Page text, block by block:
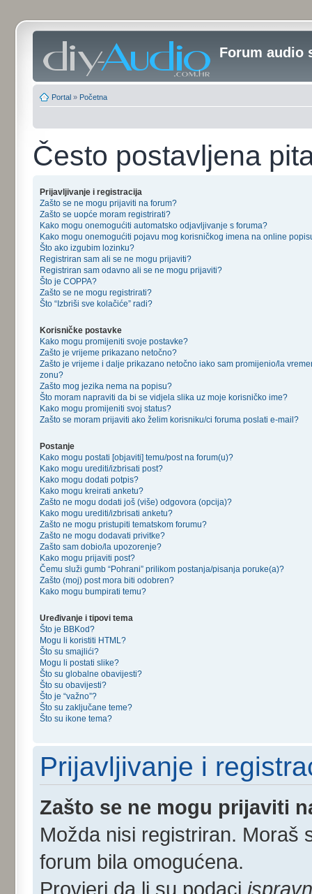
Forum audio
Portal » Početna
Često postavljena
Prijavljivanje i registracija
Zašto se ne mogu prijaviti na forum?
Zašto se uopće moram registrirati?
Kako mogu onemogućiti automatsko odjavljivanje s foruma?
Kako mogu onemogućiti pojavu mog korisničkog imena na online
Što ako izgubim lozinku?
Registriran sam ali se ne mogu prijaviti?
Registriran sam odavno ali se ne mogu prijaviti?
Što je COPPA?
Zašto se ne mogu registrirati?
Što “Izbriši sve kolačiće” radi?
Korisničke postavke
Kako mogu promijeniti svoje postavke?
Zašto je vrijeme prikazano netočno?
Zašto je vrijeme i dalje prikazano netočno iako sam promijenio/la
zonu?
Zašto mog jezika nema na popisu?
Što moram napraviti da bi se vidjela slika uz moje korisničko ime?
Kako mogu promijeniti svoj status?
Zašto se moram prijaviti ako želim korisniku/ci foruma poslati e-mail?
Postanje
Kako mogu postati [objaviti] temu/post na forum(u)?
Kako mogu urediti/izbrisati post?
Kako mogu dodati potpis?
Kako mogu kreirati anketu?
Zašto ne mogu dodati još (više) odgovora (opcija)?
Kako mogu urediti/izbrisati anketu?
Zašto ne mogu pristupiti tematskom forumu?
Zašto ne mogu dodavati privitke?
Zašto sam dobio/la upozorenje?
Kako mogu prijaviti post?
Čemu služi gumb “Pohrani” prilikom postanja/pisanja poruke(a)?
Zašto (moj) post mora biti odobren?
Kako mogu bumpirati temu?
Uređivanje i tipovi tema
Što je BBKod?
Mogu li koristiti HTML?
Što su smajlići?
Mogu li postati slike?
Što su globalne obavijesti?
Što su obavijesti?
Što je “važno”?
Što su zaključane teme?
Što su ikone tema?
Prijavljivanje i
Zašto se ne mogu prijaviti
Možda nisi registriran. Moraš
forum bila omogućena.
Provjeri da li su podaci